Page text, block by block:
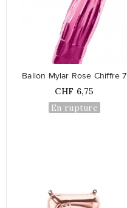
Ballon Mylar Rose Chiffre 7
Prix
CHF 6,75
En rupture